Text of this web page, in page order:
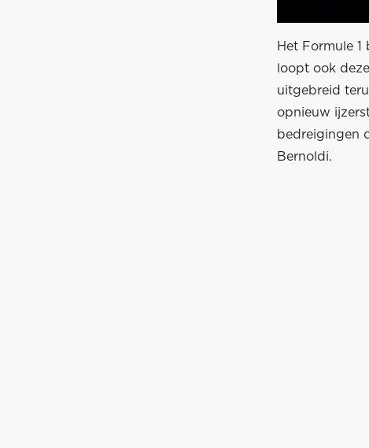
Het Formule
loopt ook
uitgebreid
opnieuw
bedreigingen
Bernoldi.